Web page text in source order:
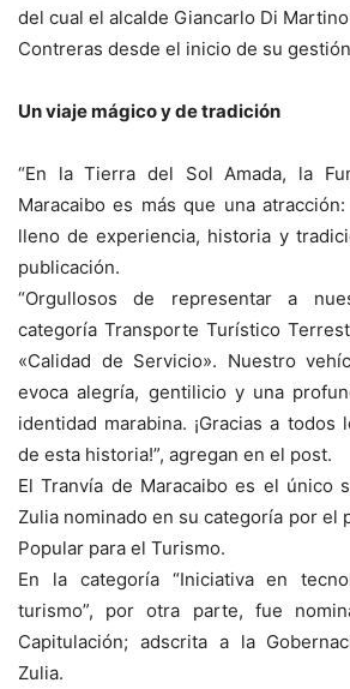
del cual el alcalde Giancarlo Di
Contreras desde el inicio de su
Un viaje mágico y de tradición
“En la Tierra del Sol Amada, la
Maracaibo es más que una
lleno de experiencia, historia y
publicación.
“Orgullosos de representar a
categoría Transporte Turístico
«Calidad de Servicio». Nuestro
evoca alegría, gentilicio y una
identidad marabina. ¡Gracias a todos
de esta historia!”, agregan en el post.
El Tranvía de Maracaibo es el único
Zulia nominado en su categoría por el
Popular para el Turismo.
En la categoría “Iniciativa en
turismo”, por otra parte, fue
Capitulación; adscrita a la
Zulia.